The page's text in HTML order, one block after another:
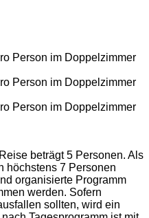
Person im Doppelzimmer
Person im Doppelzimmer
Person im Doppelzimmer
beträgt 5 Personen. Als
höchstens 7 Personen
organisierte Programm
werden. Sofern
sollten, wird ein